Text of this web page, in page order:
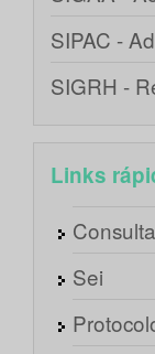
SIPAC -
SIGRH -
Links
Sei